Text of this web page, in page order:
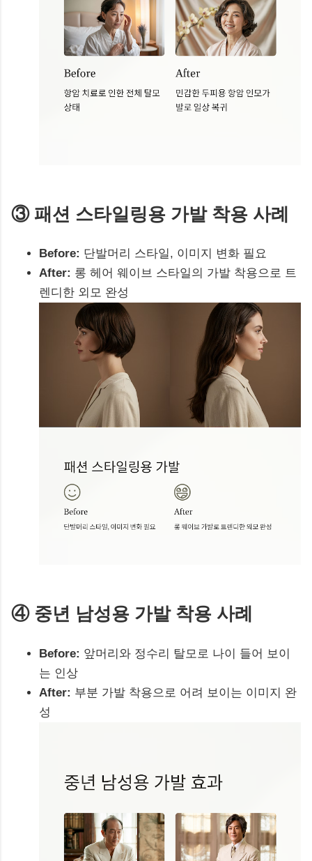
③ 패션 스타일링용 가발 착용 사례
Before: 단발머리 스타일, 이미지 변화 필요
After: 롱 헤어 웨이브 스타일의 가발 착용으로 트
렌디한 외모 완성
④ 중년 남성용 가발 착용 사례
Before: 앞머리와 정수리 탈모로 나이 들어 보이
는 인상
After: 부분 가발 착용으로 어려 보이는 이미지 완
성